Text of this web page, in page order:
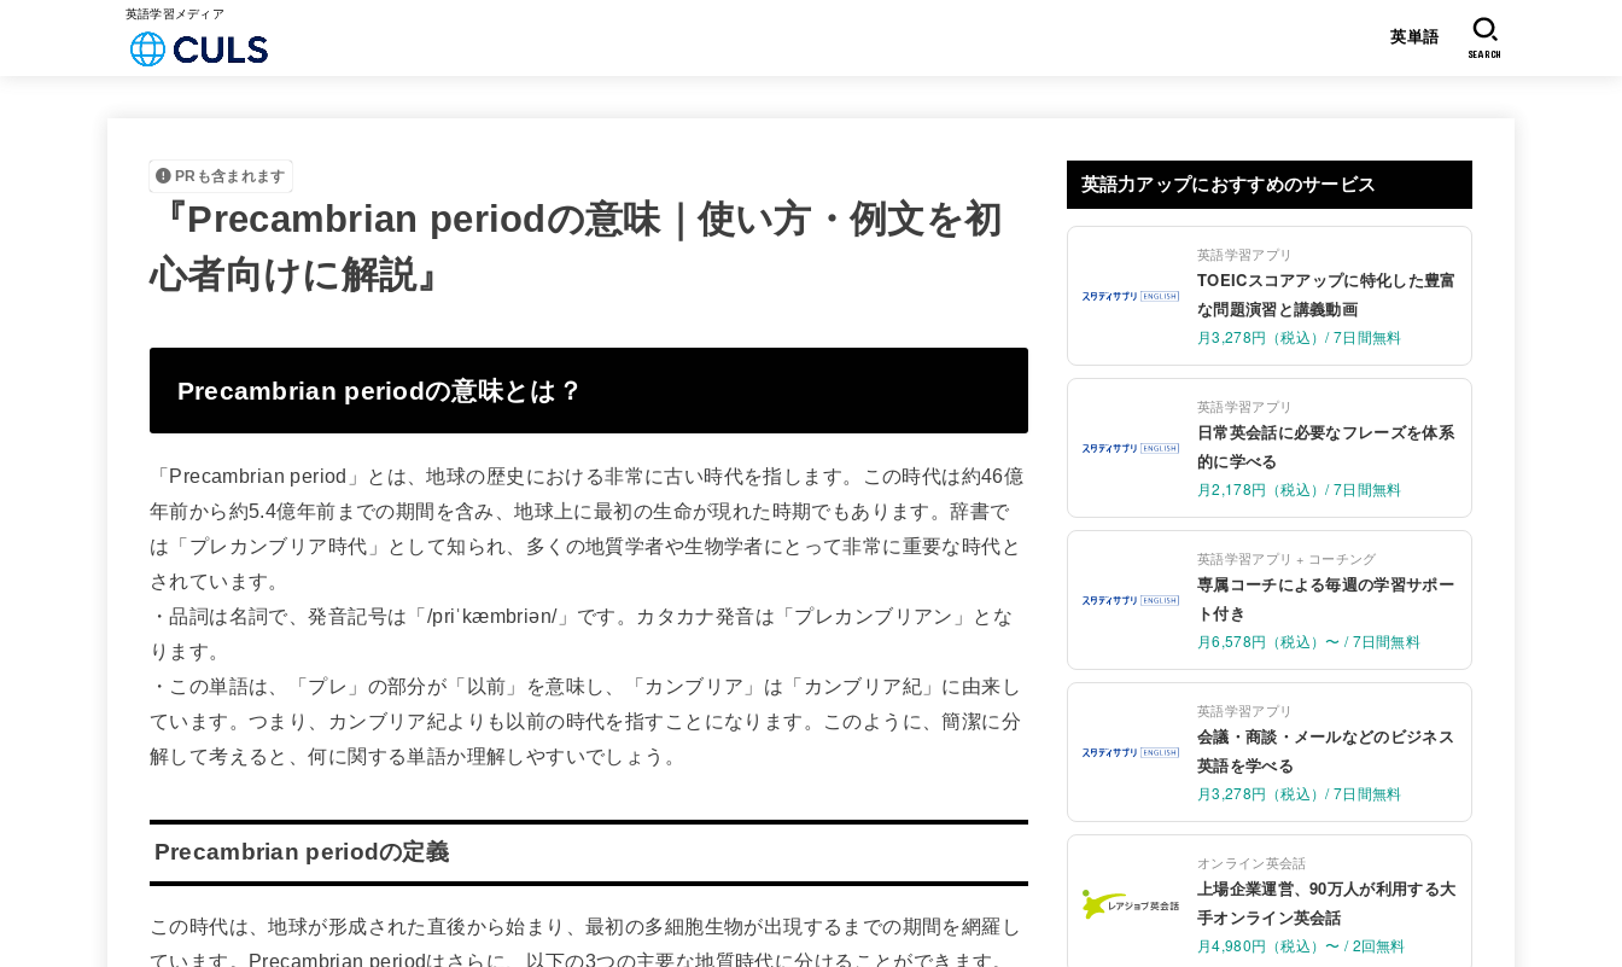
英語学習メディア
英単語
SEARCH
PRも含まれます
『Precambrian periodの意味｜使い方・例文を初
心者向けに解説』
Precambrian periodの意味とは？
「Precambrian period」とは、地球の歴史における非常に古い時代を指します。この時代は約46億
年前から約5.4億年前までの期間を含み、地球上に最初の生命が現れた時期でもあります。辞書で
は「プレカンブリア時代」として知られ、多くの地質学者や生物学者にとって非常に重要な時代と
されています。
・品詞は名詞で、発音記号は「/priˈkæmbriən/」です。カタカナ発音は「プレカンブリアン」とな
ります。
・この単語は、「プレ」の部分が「以前」を意味し、「カンブリア」は「カンブリア紀」に由来し
ています。つまり、カンブリア紀よりも以前の時代を指すことになります。このように、簡潔に分
解して考えると、何に関する単語か理解しやすいでしょう。
Precambrian periodの定義
この時代は、地球が形成された直後から始まり、最初の多細胞生物が出現するまでの期間を網羅し
ています。Precambrian periodはさらに、以下の3つの主要な地質時代に分けることができます。
英語力アップにおすすめのサービス
英語学習アプリ
TOEICスコアアップに特化した豊富
な問題演習と講義動画
月3,278円（税込）/ 7日間無料
英語学習アプリ
日常英会話に必要なフレーズを体系
的に学べる
月2,178円（税込）/ 7日間無料
英語学習アプリ + コーチング
専属コーチによる毎週の学習サポー
ト付き
月6,578円（税込）〜 / 7日間無料
英語学習アプリ
会議・商談・メールなどのビジネス
英語を学べる
月3,278円（税込）/ 7日間無料
オンライン英会話
上場企業運営、90万人が利用する大
手オンライン英会話
月4,980円（税込）〜 / 2回無料